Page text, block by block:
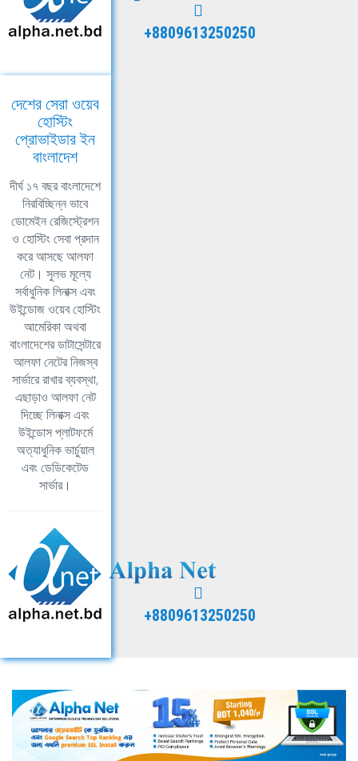
+8809613250250
দেশের সেরা ওয়েব
হোস্টিং
প্রোভাইডার ইন
বাংলাদেশ
দীর্ঘ ১৭ বছর বাংলাদেশে
নিরবিচ্ছিন্ন ভাবে
ডোমেইন রেজিস্ট্রেশন
ও হোস্টিং সেবা প্রদান
করে আসছে আলফা
নেট। সুলভ মূল্যে
সর্বাধুনিক লিনাক্স এবং
উইন্ডোজ ওয়েব হোস্টিং
আমেরিকা অথবা
বাংলাদেশের ডাটাসেন্টারে
আলফা নেটের নিজস্ব
সার্ভারে রাখার ব্যবস্থা,
এছাড়াও আলফা নেট
দিচ্ছে লিনাক্স এবং
উইন্ডোস প্লাটফর্মে
অত্যাধুনিক ভার্চুয়াল
এবং ডেডিকেটেড
সার্ভার।
+8809613250250